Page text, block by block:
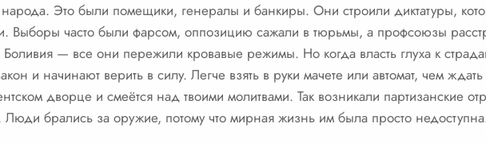
Это были помещики, генералы и банкиры. Они строили диктатуры,
Выборы часто были фарсом, оппозицию сажали в тюрьмы, а профсоюзы
Боливия — все они пережили кровавые режимы. Но когда власть глуха к
и начинают верить в силу. Легче взять в руки мачете или автомат, чем
дворце и смеётся над твоими молитвами. Так возникали партизанские
Люди брались за оружие, потому что мирная жизнь им была просто